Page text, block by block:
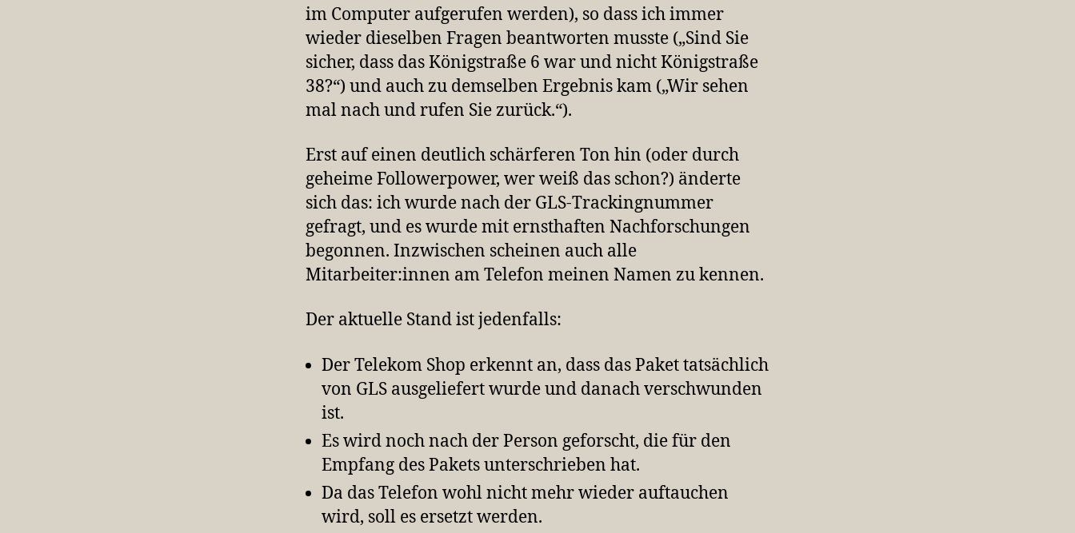
im Computer aufgerufen werden), so dass ich immer
wieder dieselben Fragen beantworten musste („Sind Sie
sicher, dass das Königstraße 6 war und nicht Königstraße
38?“) und auch zu demselben Ergebnis kam („Wir sehen
mal nach und rufen Sie zurück.“).
Erst auf einen deutlich schärferen Ton hin (oder durch
geheime Followerpower, wer weiß das schon?) änderte
sich das: ich wurde nach der GLS-Trackingnummer
gefragt, und es wurde mit ernsthaften Nachforschungen
begonnen. Inzwischen scheinen auch alle
Mitarbeiter:innen am Telefon meinen Namen zu kennen.
Der aktuelle Stand ist jedenfalls:
Der Telekom Shop erkennt an, dass das Paket tatsächlich
von GLS ausgeliefert wurde und danach verschwunden
ist.
Es wird noch nach der Person geforscht, die für den
Empfang des Pakets unterschrieben hat.
Da das Telefon wohl nicht mehr wieder auftauchen
wird, soll es ersetzt werden.